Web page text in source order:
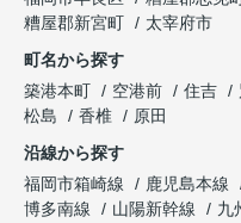
糟屋郡新宮町
太宰府市
町名から探す
築港本町
空港前 住吉
松島
香椎
原田
沿線から探す
福岡市箱崎線
鹿児島本線
博多南線
山陽新幹線 九